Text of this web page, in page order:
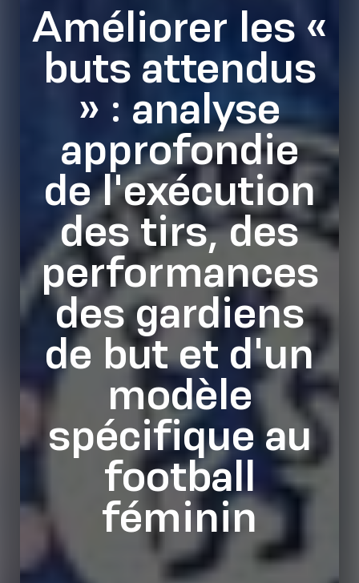
Améliorer les «
buts attendus
» : analyse
approfondie
de l'exécution
des tirs, des
performances
des gardiens
de but et d'un
modèle
spécifique au
football
féminin